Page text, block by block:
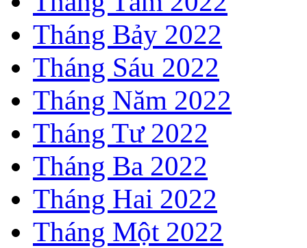
Tháng Bảy 2022
Tháng Sáu 2022
Tháng Năm 2022
Tháng Tư 2022
Tháng Ba 2022
Tháng Hai 2022
Tháng Một 2022